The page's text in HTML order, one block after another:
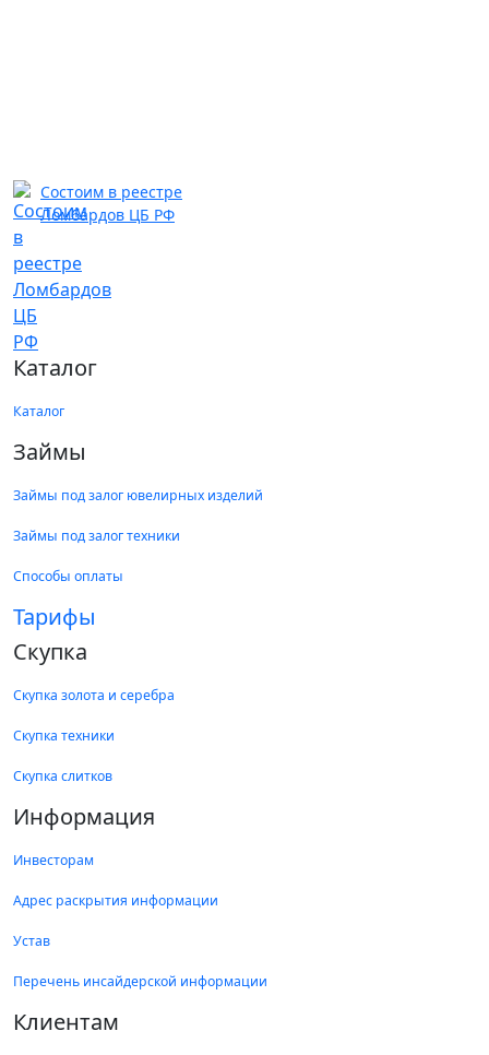
Состоим в реестре
Ломбардов ЦБ РФ
Каталог
Каталог
Займы
Займы под залог ювелирных изделий
Займы под залог техники
Способы оплаты
Тарифы
Скупка
Скупка золота и серебра
Скупка техники
Скупка слитков
Информация
Инвесторам
Адрес раскрытия информации
Устав
Перечень инсайдерской информации
Клиентам